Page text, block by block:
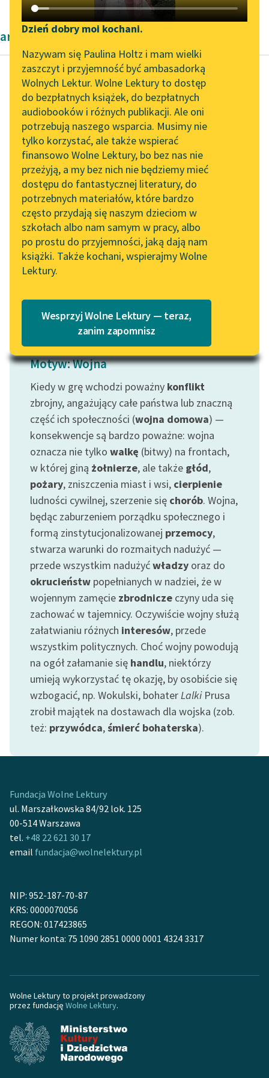
Katalog DAISY
Podkasty o książkach
Zgłoś brak utworu
Aktualności
„Prokurator Alicja Horn”
do słuchania
Byliśmy częścią AI Impact
Lab
Zapraszamy na spotkanie
online z tłumaczkami
literatury skandynawskiej
Spotkanie z Katarzyną
Tunkiel w Oslo
102. lata temu zmarł
Joseph Conrad
Lektury szkolne i klasyka
literatury do słuchania dla
uczennic i uczniów z
niepełnosprawnościami
E-kolekcja lektur
szkolnych i literatury do
słuchania dla uczennic i
uczniów z
niepełnosprawnościami
Feministyczne inspiracje.
Popularyzacja
skandynawskiej literatury
feministycznej
Ręce pełne poezji
Kolekcje edukacyjne
twórców przechodzących
do domeny publicznej,
lektur szkolnych oraz
Starego Testamentu
Odkurzamy bohaterów
Szkoła Poezji Wolnych
Narzędzia
Mapa Wolnych Lektur
Leśmianator
Przewodnik dla piszących i
czytających
API
OAI-PMH
Widget Wolnych Lektur
Przypisy
Katalog w formacie PDF
O nas
Zespół
Zasady wykorzystania
Wolnych Lektur
Materiały promocyjne
Polityka prywatności
Regulamin biblioteki
Regulamin darowizn
Informacja o treściach
wrażliwych
Deklaracja dostępności
Dzień dobry moi kochani.
Nazywam się Paulina Holtz i mam wielki
zaszczyt i przyjemność być ambasadorką
Wolnych Lektur. Wolne Lektury to dostęp
do bezpłatnych książek, do bezpłatnych
audiobooków i różnych publikacji. Ale oni
potrzebują naszego wsparcia. Musimy nie
tylko korzystać, ale także wspierać
finansowo Wolne Lektury, bo bez nas nie
przeżyją, a my bez nich nie będziemy mieć
dostępu do fantastycznej literatury, do
potrzebnych materiałów, które bardzo
często przydają się naszym dzieciom w
szkołach albo nam samym w pracy, albo
po prostu do przyjemności, jaką dają nam
książki. Także kochani, wspierajmy Wolne
Lektury.
Wesprzyj Wolne Lektury — teraz,
zanim zapomnisz
artykuły naukowe Cecylii Walewskiej
Cecylia Walewska
Kobieta polska w
nauce
Największą
samoofiarność
wszakże wykazywały
zawsze i wykazują u
nas kobiety-lekarki.
Wszystkie bez wyjątku
poświęcały naukową...
Motyw: Wojna
Kiedy w grę wchodzi poważny konflikt
zbrojny, angażujący całe państwa lub znaczną
część ich społeczności (wojna domowa) —
konsekwencje są bardzo poważne: wojna
oznacza nie tylko walkę (bitwy) na frontach,
w której giną żołnierze, ale także głód,
pożary, zniszczenia miast i wsi, cierpienie
ludności cywilnej, szerzenie się chorób. Wojna,
będąc zaburzeniem porządku społecznego i
formą zinstytucjonalizowanej przemocy,
stwarza warunki do rozmaitych nadużyć —
przede wszystkim nadużyćwładzy oraz do
okrucieństw popełnianych w nadziei, że w
wojennym zamęcie zbrodnicze czyny uda się
zachować w tajemnicy. Oczywiście wojny służą
załatwianiu różnych interesów, przede
wszystkim politycznych. Choć wojny powodują
na ogół załamanie się handlu, niektórzy
umieją wykorzystać tę okazję, by osobiście się
wzbogacić, np. Wokulski, bohaterLalkiPrusa
zrobił majątek na dostawach dla wojska (zob.
też: przywódca,śmierć bohaterska).
Fundacja Wolne Lektury
ul. Marszałkowska 84/92 lok. 125
00-514 Warszawa
tel. +48 22 621 30 17
email fundacja@wolnelektury.pl
NIP: 952-187-70-87
KRS: 0000070056
REGON: 017423865
Numer konta: 75 1090 2851 0000 0001 4324 3317
Wolne Lektury to projekt prowadzony
przez fundację Wolne Lektury.